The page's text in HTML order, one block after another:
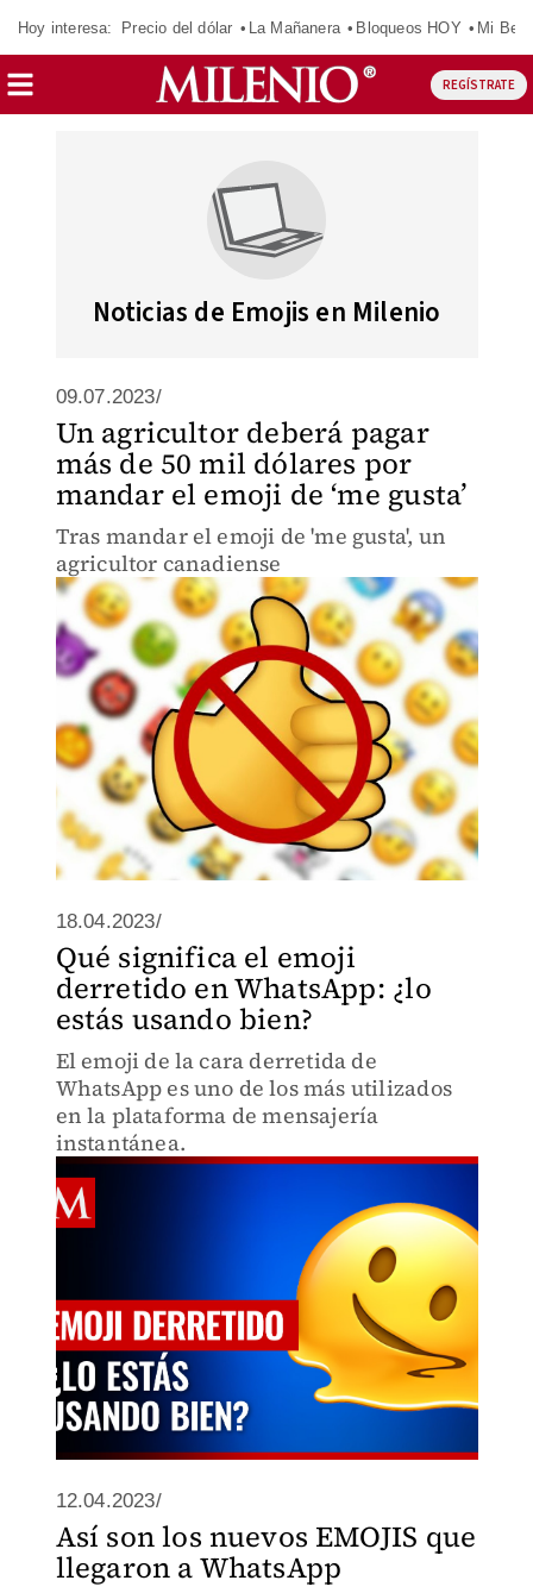
Hoy interesa: Precio del dólar La Mañanera Bloqueos HOY Mi
REGÍSTRATE
Noticias de Emojis en Milenio
09.07.2023/
Un agricultor deberá pagar
más de 50 mil dólares por
mandar el emoji de ‘me gusta’
Tras mandar el emoji de 'me gusta', un
agricultor canadiense
18.04.2023/
Qué significa el emoji
derretido en WhatsApp: ¿lo
estás usando bien?
El emoji de la cara derretida de
WhatsApp es uno de los más utilizados
en la plataforma de mensajería
instantánea.
12.04.2023/
Así son los nuevos EMOJIS que
llegaron a WhatsApp